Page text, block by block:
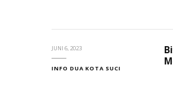
JUNI 6, 2023
INFO DUA KOTA SUCI